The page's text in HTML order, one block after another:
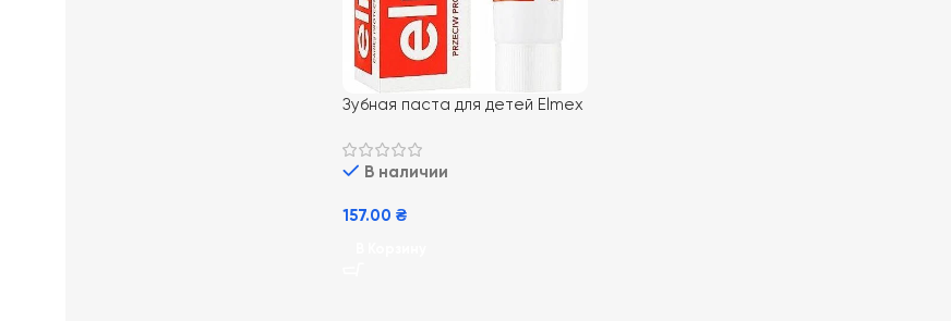
Зубная паста для детей Elmex
В наличии
157.00₴